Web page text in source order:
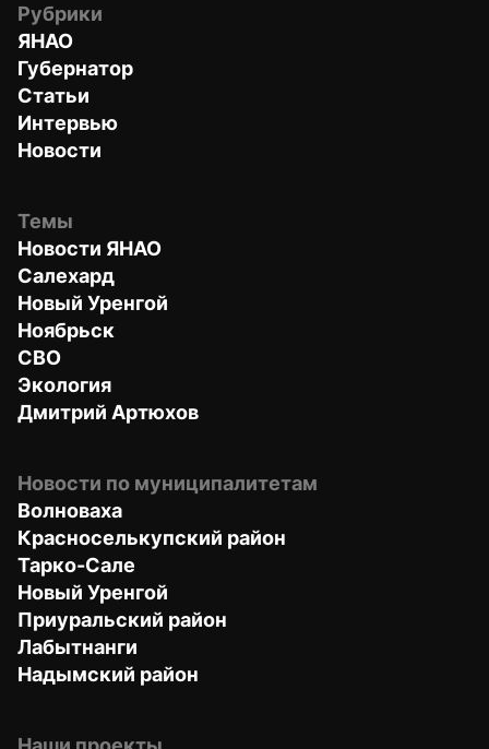
Рубрики
ЯНАО
Губернатор
Статьи
Интервью
Новости
Темы
Новости ЯНАО
Салехард
Новый Уренгой
Ноябрьск
СВО
Экология
Дмитрий Артюхов
Новости по муниципалитетам
Волноваха
Красноселькупский район
Тарко-Сале
Новый Уренгой
Приуральский район
Лабытнанги
Надымский район